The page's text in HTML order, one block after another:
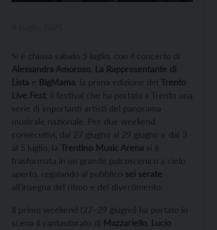
Si è chiusa sabato 5 luglio, con il concerto di
Alessandra Amoroso La Rappresentante di
Lista e BigMama , la prima edizione del Trento
Live Fest , il festival che ha portato a Trento una
serie di importanti artisti del panorama
musicale nazionale. Per due weekend
consecutivi, dal 27 giugno al 29 giugno e dal 3
al 5 luglio, la Trentino Music Arena si è
trasformata in un grande palcoscenico a cielo
aperto, regalando al pubblico sei serate
all’insegna del ritmo e del divertimento.
Il primo weekend (27–29 giugno) ha portato in
scena il cantautorato di Mazzariello Lucio